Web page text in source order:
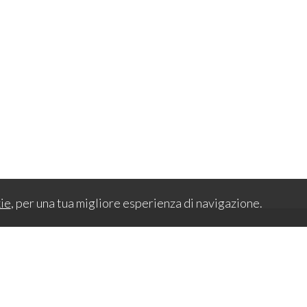
, per una tua migliore esperienza di navigazione.